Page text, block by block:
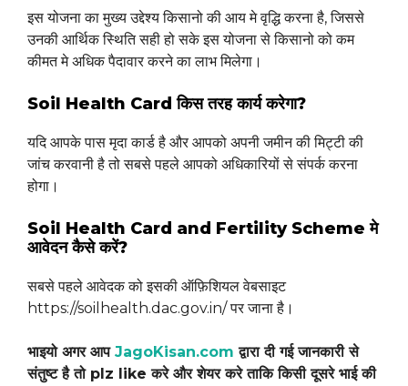
इस योजना का मुख्य उद्देश्य किसानो की आय मे वृद्धि करना है, जिससे
उनकी आर्थिक स्थिति सही हो सके इस योजना से किसानो को कम
कीमत मे अधिक पैदावार करने का लाभ मिलेगा।
Soil Health Card किस तरह कार्य करेगा?
यदि आपके पास मृदा कार्ड है और आपको अपनी जमीन की मिट्टी की
जांच करवानी है तो सबसे पहले आपको अधिकारियों से संपर्क करना
होगा।
Soil Health Card and Fertility Scheme मे
आवेदन कैसे करें?
सबसे पहले आवेदक को इसकी ऑफ़िशियल वेबसाइट
https://soilhealth.dac.gov.in/ पर जाना है।
भाइयो अगर आप JagoKisan.comद्वारा दी गई जानकारी से
संतुष्ट है तो plz like करे और शेयर करे ताकि किसी दूसरे भाई की